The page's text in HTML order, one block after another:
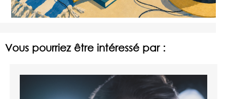
Vous pourriez être intéressé par :